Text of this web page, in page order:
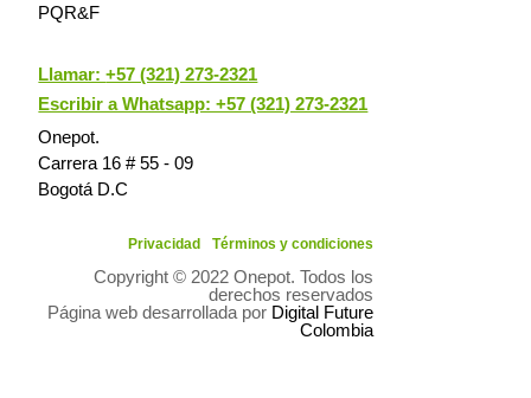
PQR&F
Llamar:+57 (321) 273-2321
Escribir a Whatsapp: +57 (321) 273-2321
Onepot.
Carrera 16 # 55 - 09
Bogotá D.C
Privacidad Términos y condiciones
Copyright © 2022 Onepot. Todos los
derechos reservados
Página web desarrollada por Digital Future
Colombia